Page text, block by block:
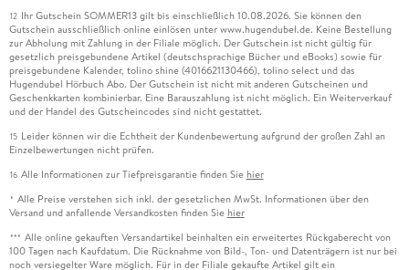
12 Ihr Gutschein SOMMER13 gilt bis einschließlich 10.08.2026. Sie können den
Gutschein ausschließlich online einlösen unter www.hugendubel.de. Keine Bestellung
zur Abholung mit Zahlung in der Filiale möglich. Der Gutschein ist nicht gültig für
gesetzlich preisgebundene Artikel (deutschsprachige Bücher und eBooks) sowie für
preisgebundene Kalender, tolino shine (4016621130466), tolino select und das
Hugendubel Hörbuch Abo. Der Gutschein ist nicht mit anderen Gutscheinen und
Geschenkkarten kombinierbar. Eine Barauszahlung ist nicht möglich. Ein Weiterverkauf
und der Handel des Gutscheincodes sind nicht gestattet.
15 Leider können wir die Echtheit der Kundenbewertung aufgrund der großen Zahl an
Einzelbewertungen nicht prüfen.
16 Alle Informationen zur Tiefpreisgarantie finden Sie hier
* Alle Preise verstehen sich inkl. der gesetzlichen MwSt. Informationen über den
Versand und anfallende Versandkosten finden Sie hier
*** Alle online gekauften Versandartikel beinhalten ein erweitertes Rückgaberecht von
100 Tagen nach Kaufdatum. Die Rücknahme von Bild-, Ton- und Datenträgern ist nur bei
noch versiegelter Ware möglich. Für in der Filiale gekaufte Artikel gilt ein